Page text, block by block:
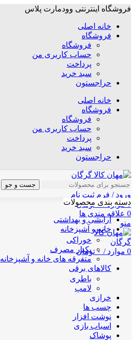
فروشگاه اینترنتی وودمارت پلاس
خانه اصلی
فروشگاه
فروشگاه
حساب کاربری من
پرداخت
سبد خرید
حراجستون
خانه اصلی
فروشگاه
فروشگاه
حساب کاربری من
پرداخت
سبد خرید
حراجستون
جست و جو
ورود / فرم ثبت نام
0 موارد / ۰ تومان
0 علاقه مندی ها
منو
0 موارد / ۰ تومان
دسته بندی محصولات
آرایشی و بهداشتی
خانه و آشپزخانه
خوراکی
یکبار مصرف
متفرقه های خانه و آشپزخانه
کالاهای برقی
باطری
لامپ
خرازی
چسب ها
نوشت افزار
اسباب بازی
پوشاک